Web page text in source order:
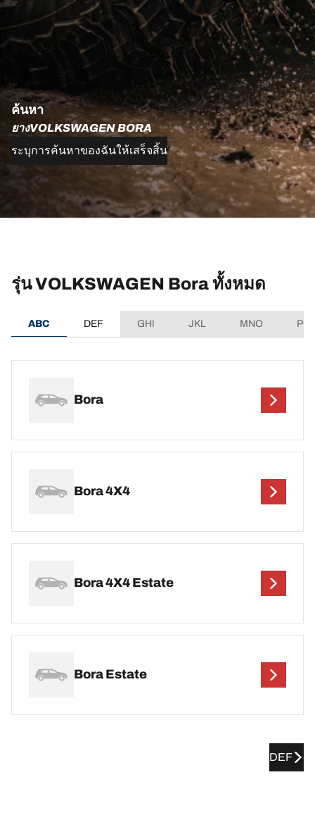
ค้นหา
ยางVOLKSWAGEN BORA
ระบุการค้นหาของฉันให้เสร็จสิ้น
รุ่น VOLKSWAGEN Bora ทั้งหมด
ABC DEF GHI JKL MNO
Bora
Bora 4X4
Bora 4X4 Estate
Bora Estate
DEF